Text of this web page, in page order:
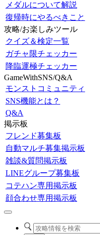
メダルについて解説
復帰時にやるべきこと
攻略/お楽しみツール
クイズ＆検定一覧
ガチャ限チェッカー
降臨運極チェッカー
GameWithSNS/Q&A
モンストコミュニティ
SNS機能とは？
Q&A
掲示板
フレンド募集板
自動マルチ募集掲示板
雑談&質問掲示板
LINEグループ募集板
コテハン専用掲示板
顔合わせ専用掲示板